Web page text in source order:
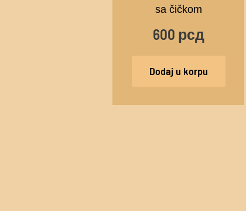
sa čičkom
600 рсд
Dodaj u korpu